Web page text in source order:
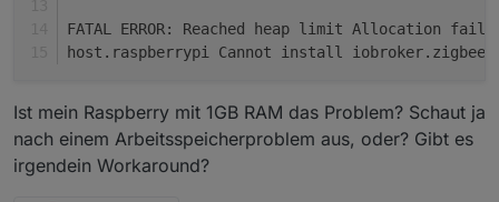
FATAL ERROR: Reached heap limit Allocation
host.raspberrypi Cannot install iobroker.zigbee
Ist mein Raspberry mit 1GB RAM das Problem? Schaut ja
nach einem Arbeitsspeicherproblem aus, oder? Gibt es
irgendein Workaround?